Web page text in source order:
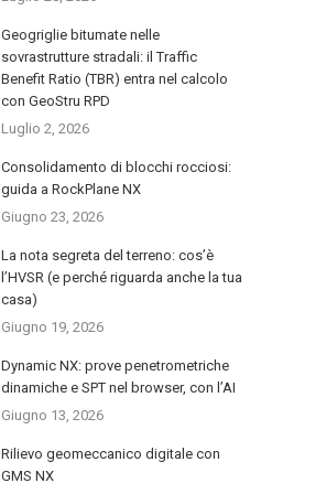
Geogriglie bitumate nelle
sovrastrutture stradali: il Traffic
Benefit Ratio (TBR) entra nel calcolo
con GeoStru RPD
Luglio 2, 2026
Consolidamento di blocchi rocciosi:
guida a RockPlane NX
Giugno 23, 2026
La nota segreta del terreno: cos’è
l’HVSR (e perché riguarda anche la tua
casa)
Giugno 19, 2026
Dynamic NX: prove penetrometriche
dinamiche e SPT nel browser, con l’AI
Giugno 13, 2026
Rilievo geomeccanico digitale con
GMS NX